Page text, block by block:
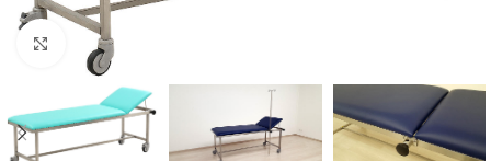
Click to enlarge